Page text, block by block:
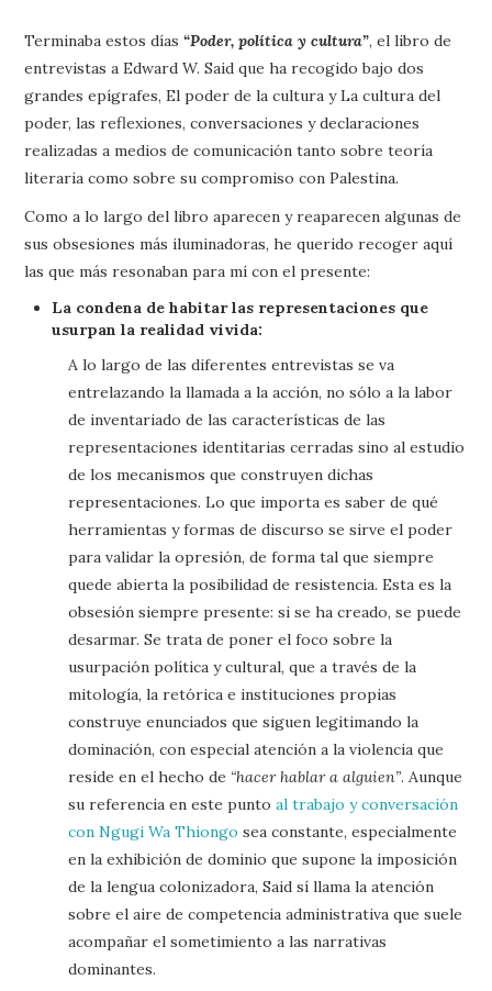
Terminaba estos días“Poder, política y cultura”, el libro de
entrevistas a Edward W. Said que ha recogido bajo dos
grandes epígrafes, El poder de la cultura y La cultura del
poder, las reflexiones, conversaciones y declaraciones
realizadas a medios de comunicación tanto sobre teoría
literaria como sobre su compromiso con Palestina.
Como a lo largo del libro aparecen y reaparecen algunas de
sus obsesiones más iluminadoras, he querido recoger aquí
las que más resonaban para mí con el presente:
La condena de habitar las representaciones que
usurpan la realidad vivida:
A lo largo de las diferentes entrevistas se va
entrelazando la llamada a la acción, no sólo a la labor
de inventariado de las características de las
representaciones identitarias cerradas sino al estudio
de los mecanismos que construyen dichas
representaciones. Lo que importa es saber de qué
herramientas y formas de discurso se sirve el poder
para validar la opresión, de forma tal que siempre
quede abierta la posibilidad de resistencia. Esta es la
obsesión siempre presente: si se ha creado, se puede
desarmar. Se trata de poner el foco sobre la
usurpación política y cultural, que a través de la
mitología, la retórica e instituciones propias
construye enunciados que siguen legitimando la
dominación, con especial atención a la violencia que
reside en el hecho de “hacer hablar a alguien”. Aunque
su referencia en este puntoal trabajo y conversación
con Ngugi Wa Thiongo sea constante, especialmente
en la exhibición de dominio que supone la imposición
de la lengua colonizadora, Said sí llama la atención
sobre el aire de competencia administrativa que suele
acompañar el sometimiento a las narrativas
dominantes.